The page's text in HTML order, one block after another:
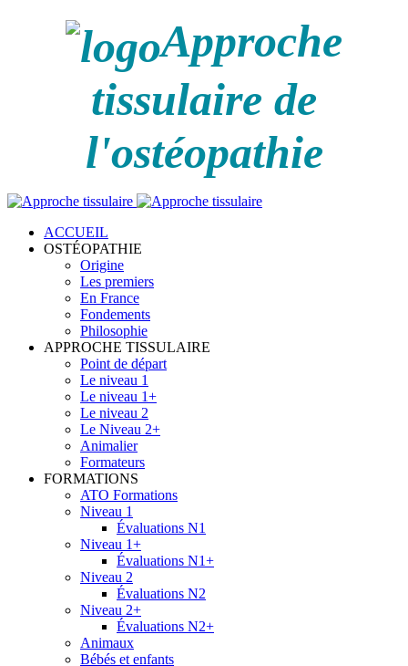
Approche
tissulaire de
l'ostéopathie
ACCUEIL
OSTÉOPATHIE
Origine
Les premiers
En France
Fondements
Philosophie
APPROCHE TISSULAIRE
Point de départ
Le niveau 1
Le niveau 1+
Le niveau 2
Le Niveau 2+
Animalier
Formateurs
FORMATIONS
ATO Formations
Niveau 1
Évaluations N1
Niveau 1+
Évaluations N1+
Niveau 2
Évaluations N2
Niveau 2+
Évaluations N2+
Animaux
Bébés et enfants